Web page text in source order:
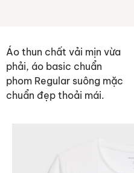
Áo thun chất vải mịn vừa
phải, áo basic chuẩn
phom Regular suông mặc
chuẩn đẹp thoải mái.